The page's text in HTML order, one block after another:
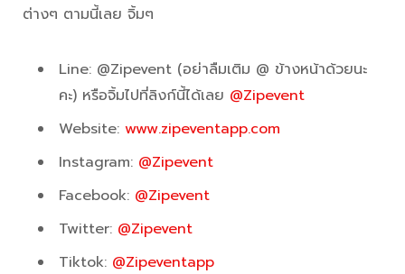
ต่างๆ ตามนี้เลย จิ้มๆ
Line: @Zipevent (อย่าลืมเติม @ ข้างหน้าด้วยนะ
คะ) หรือจิ้มไปที่ลิงก์นี้ได้เลย @Zipevent
Website: www.zipeventapp.com
Instagram: @Zipevent
Facebook: @Zipevent
Twitter: @Zipevent
Tiktok: @Zipeventapp